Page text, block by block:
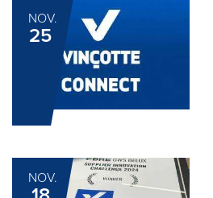
NOV.
25
NOV.